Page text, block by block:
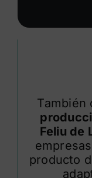
También
Feliu de
producto